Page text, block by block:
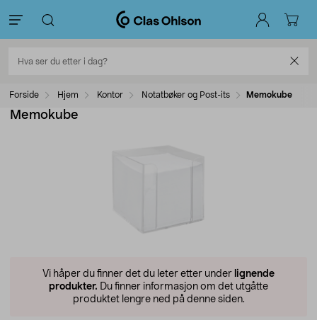
Forside Hjem Kontor Notatbøker og Post-its Memokube
Memokube
Vi håper du finner det du leter etter under lignende
produkter. Du finner informasjon om det utgåtte
produktet lengre ned på denne siden.